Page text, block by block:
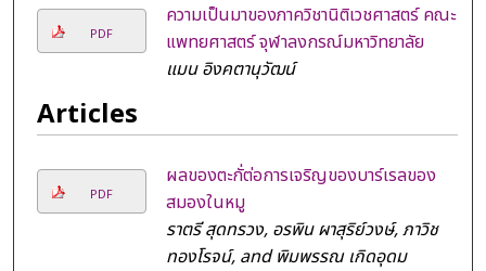
PDF
ความเป็นมาของภาควิชานิติเวชศาสตร์ คณะ
แพทยศาสตร์ จุฬาลงกรณ์มหาวิทยาลัย
แมน อิงคตานุวัฒน์
Articles
PDF
ผลของตะกั่ต่อการเจริญของบาร์เรลของ
สมองในหมู
ราตรี สุดทรวง, อรพิน ผาสุริย์วงษ์, ภาวิช
ทองโรจน์, and พิมพรรณ เกิดอุดม